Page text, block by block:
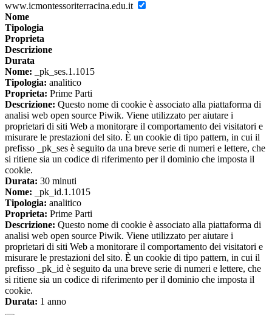
www.icmontessoriterracina.edu.it
Nome
Tipologia
Proprieta
Descrizione
Durata
Nome: _pk_ses.1.1015
Tipologia: analitico
Proprieta: Prime Parti
Descrizione: Questo nome di cookie è associato alla piattaforma di
analisi web open source Piwik. Viene utilizzato per aiutare i
proprietari di siti Web a monitorare il comportamento dei visitatori e
misurare le prestazioni del sito. È un cookie di tipo pattern, in cui il
prefisso _pk_ses è seguito da una breve serie di numeri e lettere, che
si ritiene sia un codice di riferimento per il dominio che imposta il
cookie.
Durata: 30 minuti
Nome: _pk_id.1.1015
Tipologia: analitico
Proprieta: Prime Parti
Descrizione: Questo nome di cookie è associato alla piattaforma di
analisi web open source Piwik. Viene utilizzato per aiutare i
proprietari di siti Web a monitorare il comportamento dei visitatori e
misurare le prestazioni del sito. È un cookie di tipo pattern, in cui il
prefisso _pk_id è seguito da una breve serie di numeri e lettere, che
si ritiene sia un codice di riferimento per il dominio che imposta il
cookie.
Durata: 1 anno